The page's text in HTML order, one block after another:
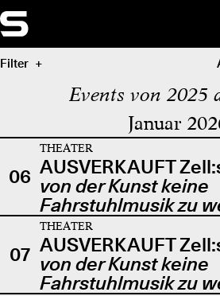
Filter
Events von 2025
Januar
06
THEATER
AUSVERKAUFT
von der Kunst keine
Fahrstuhlmusik zu
07
THEATER
AUSVERKAUFT
von der Kunst keine
Fahrstuhlmusik zu